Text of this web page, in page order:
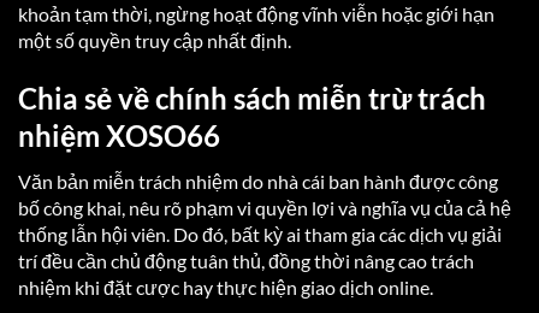
khoản tạm thời, ngừng hoạt động vĩnh viễn hoặc giới hạn
một số quyền truy cập nhất định.
Chia sẻ về chính sách miễn trừ trách
nhiệm XOSO66
Văn bản miễn trách nhiệm do nhà cái ban hành được công
bố công khai, nêu rõ phạm vi quyền lợi và nghĩa vụ của cả hệ
thống lẫn hội viên. Do đó, bất kỳ ai tham gia các dịch vụ giải
trí đều cần chủ động tuân thủ, đồng thời nâng cao trách
nhiệm khi đặt cược hay thực hiện giao dịch online.